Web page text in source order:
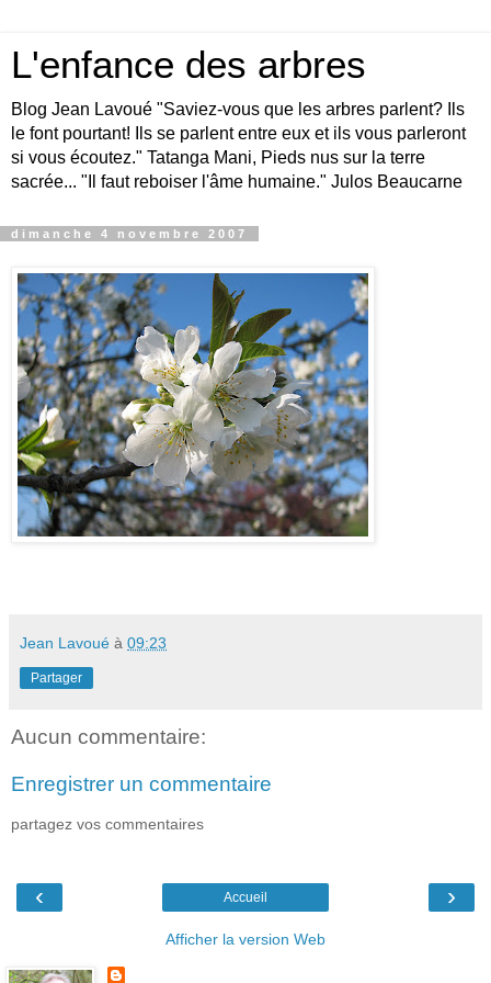
L'enfance des arbres
Blog Jean Lavoué "Saviez-vous que les arbres parlent? Ils
le font pourtant! Ils se parlent entre eux et ils vous parleront
si vous écoutez." Tatanga Mani, Pieds nus sur la terre
sacrée... "Il faut reboiser l'âme humaine." Julos Beaucarne
dimanche 4 novembre 2007
Jean Lavoué à 09:23
Partager
Aucun commentaire:
Enregistrer un commentaire
partagez vos commentaires
‹ ›
Accueil
Afficher la version Web